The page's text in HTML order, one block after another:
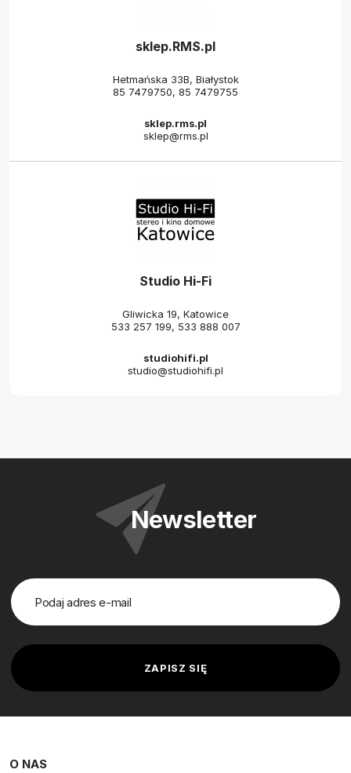
sklep.RMS.pl
Hetmańska 33B, Białystok
85 7479750, 85 7479755
sklep.rms.pl
sklep@rms.pl
Studio Hi-Fi
Gliwicka 19, Katowice
533 257 199, 533 888 007
studiohifi.pl
studio@studiohifi.pl
Newsletter
O NAS